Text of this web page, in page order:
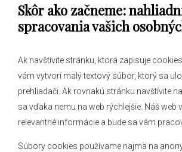
Skôr ako začneme:
spracovania vašich
Ak navštívite stránku, ktorá zapisuje
vám vytvorí malý textový súbor, ktorý sa
prehliadači. Ak rovnakú stránku navštívite
sa vďaka nemu na web rýchlejšie. Náš web
relevantné informácie a bude sa vám
Súbory cookies používame najmä na
Obecný úrad
O obci
Hlásenia obecného rozhlasu